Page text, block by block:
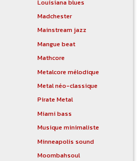
Louisiana blues
Madchester
Mainstream jazz
Mangue beat
Mathcore
Metalcore mélodique
Metal néo-classique
Pirate Metal
Miami bass
Musique minimaliste
Minneapolis sound
Moombahsoul